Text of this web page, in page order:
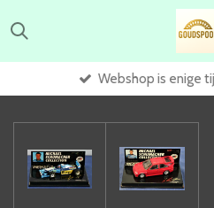
direct
hoofdinhoud
Webshop is enige tijd gesloten.